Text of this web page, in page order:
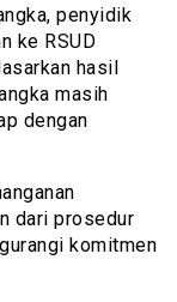
penyidik
ke RSUD
hasil
masih
dengan
dari prosedur
komitmen